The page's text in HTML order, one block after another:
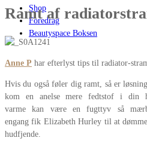
Shop
Foredrag
Beautyspace Boksen
Ramt af
Anne P har efterlyst tips til radiator-
Hvis du også føler dig ramt, så er
kom en anelse mere fedtstof i din
varme kan være en fugttyv så
engang fik Elizabeth Hurley til at
hudfjende.